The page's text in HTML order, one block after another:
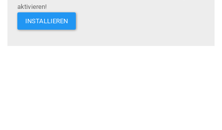
aktivieren!
INSTALLIEREN